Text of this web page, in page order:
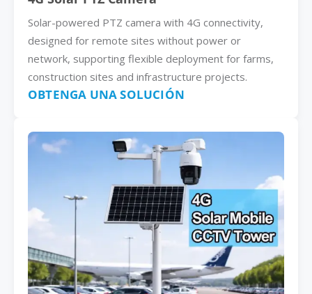
Solar-powered PTZ camera with 4G connectivity,
designed for remote sites without power or
network, supporting flexible deployment for farms,
construction sites and infrastructure projects.
OBTENGA UNA SOLUCIÓN